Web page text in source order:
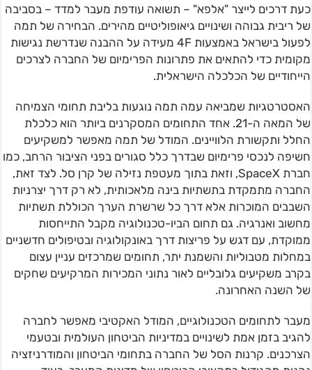
כעת דרכים לייצר "אלפא" – תשואה עודפת מעבר למדד – בסביבה
של ריבית גבוהה ושינויים גיאופוליטיים מהירים. הבחירה של תמה
לפעול בישראל באמצעות 4F מעידה על ההבנה שנדרשת נגישות
מקומית כדי להתאים את פתרונות הפרימיום של החברה לצרכים
הייחודיים של הכלכלה הישראלית.
האסטרטגיות שמביאה עמה תמה נוגעות בליבת תחומי הצמיחה
של המאה ה-21. אחד התחומים המסקרנים ביותר הוא כלכלת
החלל ותקשורת הלוויינים. המודל של תמה מאפשר למשקיעים
חשיפה לנכסי פרימיום שבדרך כלל סגורים בפני הציבור הרחב, כמו
חברת SpaceX, וזאת בתוך מעטפת נזילה של קרן סל. לצד זאת,
החברה מתמקדת בתשתיות בינה מלאכותית, לא רק דרך יצרניות
השבבים המוכרות אלא דרך כל שרשרת הערך הכוללת תשתיות
מחשוב ואנרגיה. גם תחום הביו-טכנולוגיה מקבל התייחסות
ממוקדת, עם דגש על פריצות דרך באונקולוגיה ובטיפולים חדשניים
במחלות מטבוליות והשמנת יתר, תחומים שמרכזים עניין עצום
בקרב משקיעים גלובליים לאור נתוני המכירות המרקיעים שחקים
של השנה האחרונה.
מעבר לתחומים הטכנולוגיים, המודל האקטיבי מאפשר לחברה
להגיב בזמן אמת לשינויים במדיניות הביטחון העולמית ובטעמי
הצרכנים. קרנות הסל של החברה בתחומי הביטחון והמודרניזציה